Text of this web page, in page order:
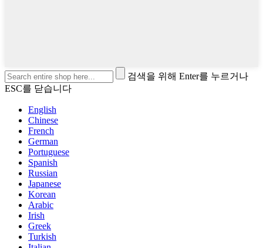
검색을 위해 Enter를 누르거나
ESC를 닫습니다
English
Chinese
French
German
Portuguese
Spanish
Russian
Japanese
Korean
Arabic
Irish
Greek
Turkish